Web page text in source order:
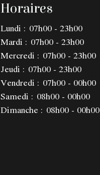
Horaires
Lundi : 07h00 - 23h00
Mardi : 07h00 - 23h00
Mercredi : 07h00 - 23h00
Jeudi : 07h00 - 23h00
Vendredi : 07h00 - 00h00
Samedi : 08h00 - 00h00
Dimanche : 08h00 - 00h00